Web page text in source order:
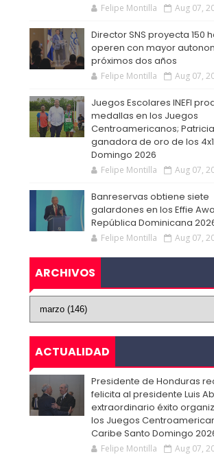
Felipe Montilla Aug 07,
Director SNS proyecta 150
operen con mayor
próximos dos años
Felipe Montilla Aug 07,
Juegos Escolares INEFI
medallas en los Juegos
Centroamericanos;
ganadora de oro de los
Domingo 2026
Felipe Montilla Aug 07,
Banreservas obtiene siete
galardones en los Effie
República Dominicana
Felipe Montilla Aug 07,
ARCHIVOS
ACTUALIDAD
Presidente de Honduras
felicita al presidente Luis
extraordinario éxito
los Juegos
Caribe Santo Domingo
Felipe Montilla Aug 07,